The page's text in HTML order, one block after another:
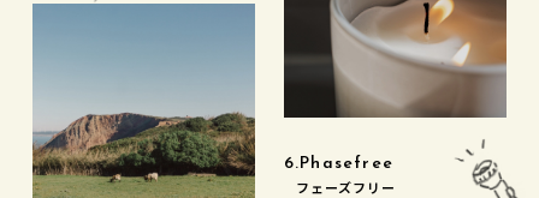
6.Phasefree
フェーズフリー